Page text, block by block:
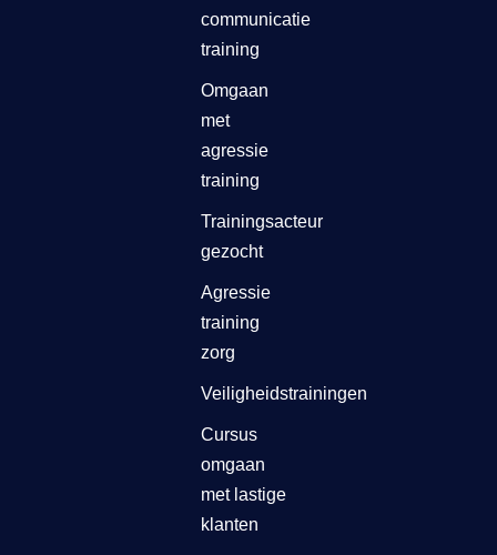
communicatie
training
Omgaan
met
agressie
training
Trainingsacteur
gezocht
Agressie
training
zorg
Veiligheidstrainingen
Cursus
omgaan
met lastige
klanten